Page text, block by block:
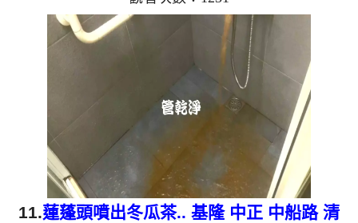
茶，兩個多小時後，出水變乾淨熱水出水量也恢復
了。 為什麼水管需要定期「大掃除」？ 單靠水壓帶
不走管壁陳年汙垢。不同的水質顏色，反映了不同的
居家隱患： 棕色（鐵鏽）： 管線老化徵兆。 黑色
（氧化錳）： 常見於地下水源。 綠色（銅綠）： 銅
合金接頭氧化。 ...
11.蓮蓬頭噴出冬瓜茶.. 基隆 中正 中船路 清